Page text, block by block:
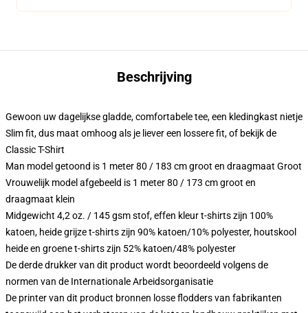
Beschrijving
Gewoon uw dagelijkse gladde, comfortabele tee, een kledingkast nietje
Slim fit, dus maat omhoog als je liever een lossere fit, of bekijk de
Classic T-Shirt
Man model getoond is 1 meter 80 / 183 cm groot en draagmaat Groot
Vrouwelijk model afgebeeld is 1 meter 80 / 173 cm groot en
draagmaat klein
Midgewicht 4,2 oz. / 145 gsm stof, effen kleur t-shirts zijn 100%
katoen, heide grijze t-shirts zijn 90% katoen/10% polyester, houtskool
heide en groene t-shirts zijn 52% katoen/48% polyester
De derde drukker van dit product wordt beoordeeld volgens de
normen van de Internationale Arbeidsorganisatie
De printer van dit product bronnen losse flodders van fabrikanten